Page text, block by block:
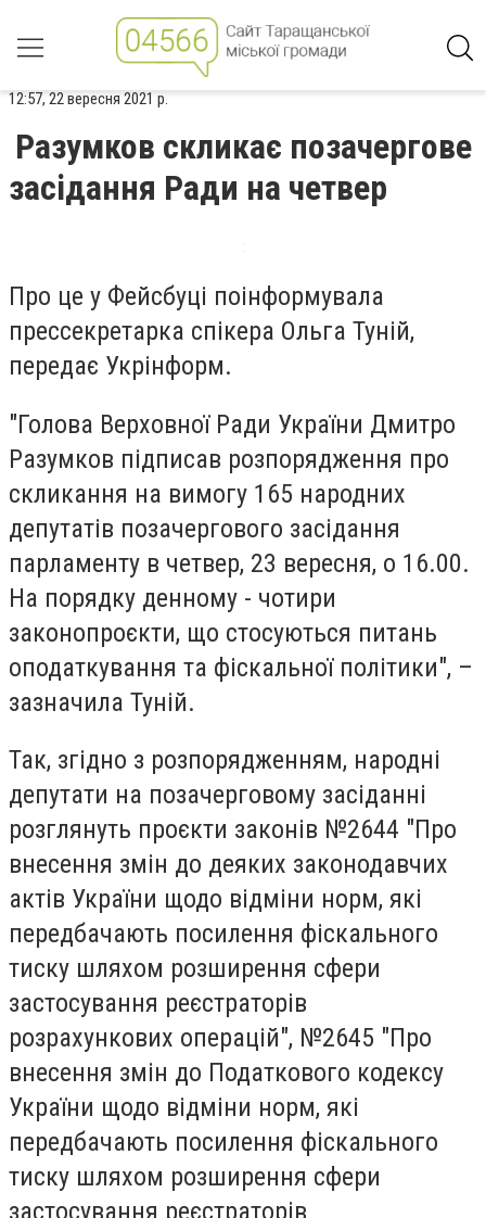
12:57, 22 вересня 2021 р.
Разумков скликає позачергове
засідання Ради на четвер
Про це у Фейсбуці поінформувала
прессекретарка спікера Ольга Туній,
передає Укрінформ.
"Голова Верховної Ради України Дмитро
Разумков підписав розпорядження про
скликання на вимогу 165 народних
депутатів позачергового засідання
парламенту в четвер, 23 вересня, о 16.00.
На порядку денному - чотири
законопроєкти, що стосуються питань
оподаткування та фіскальної політики", –
зазначила Туній.
Так, згідно з розпорядженням, народні
депутати на позачерговому засіданні
розглянуть проєкти законів №2644 "Про
внесення змін до деяких законодавчих
актів України щодо відміни норм, які
передбачають посилення фіскального
тиску шляхом розширення сфери
застосування реєстраторів
розрахункових операцій", №2645 "Про
внесення змін до Податкового кодексу
України щодо відміни норм, які
передбачають посилення фіскального
тиску шляхом розширення сфери
застосування реєстраторів